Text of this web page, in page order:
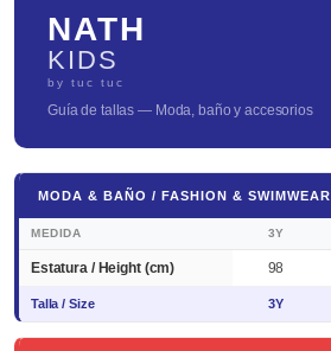
NATH
KIDS
by tuc tuc
Guía de tallas — Moda, baño y accesorios
MODA & BAÑO / FASHION & SWIMWEAR
MEDIDA 3Y
Estatura / Height (cm) 98
Talla / Size 3Y